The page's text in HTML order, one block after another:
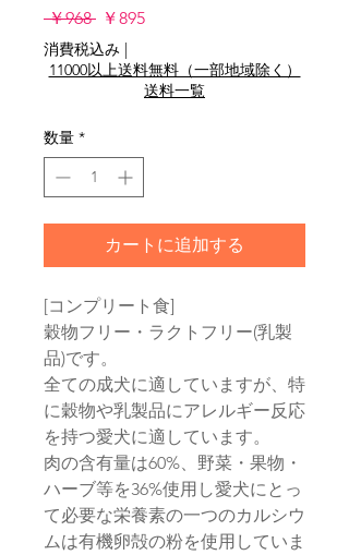
￥968 通
常
価
￥895セ
ル
価
消費税込み |
11000以上送料無料（一部地域除く）
送料一覧
数量 *
カートに追加する
[コンプリート食]
穀物フリー・ラクトフリー(乳製
品)です。
全ての成犬に適していますが、特
に穀物や乳製品にアレルギー反応
を持つ愛犬に適しています。
肉の含有量は60%、野菜・果物・
ハーブ等を36%使用し愛犬にとっ
て必要な栄養素の一つのカルシウ
ムは有機卵殻の粉を使用していま